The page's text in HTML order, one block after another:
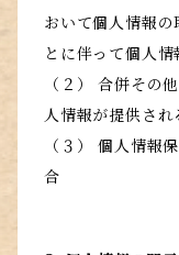
おいて個人情報
とに伴って個人
（２） 合併その
人情報が提供され
（３） 個人情報
合